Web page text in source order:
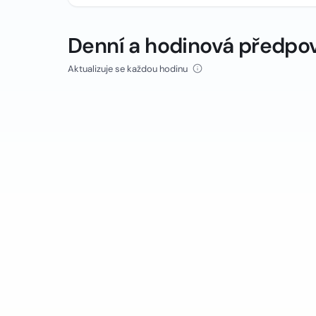
Denní a hodinová
Aktualizuje se každou hodinu